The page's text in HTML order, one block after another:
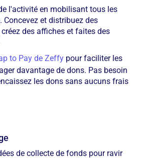
l'activité en mobilisant tous les
Concevez et distribuez des
des affiches et faites des
to Pay de Zeffy pour faciliter les
davantage de dons. Pas besoin
les dons sans aucuns frais
de collecte de fonds pour ravir